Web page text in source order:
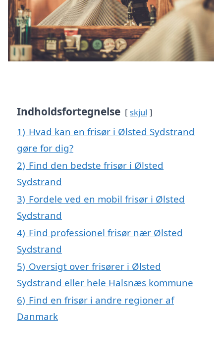
Indholdsfortegnelse skjul
1) Hvad kan en frisør i Ølsted Sydstrand
gøre for dig?
2) Find den bedste frisør i Ølsted
Sydstrand
3) Fordele ved en mobil frisør i Ølsted
Sydstrand
4) Find professionel frisør nær Ølsted
Sydstrand
5) Oversigt over frisører i Ølsted
Sydstrand eller hele Halsnæs kommune
6) Find en frisør i andre regioner af
Danmark